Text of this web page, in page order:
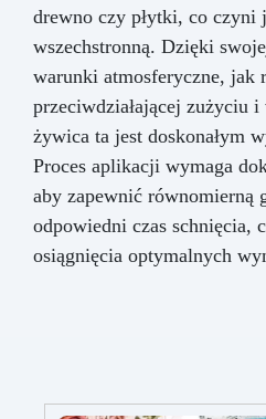
drewno czy płytki, co czyni
wszechstronną. Dzięki
warunki atmosferyczne, jak
przeciwdziałającej zużyciu
żywica ta jest doskonałym
Proces aplikacji wymaga
aby zapewnić równomierną
odpowiedni czas schnięcia,
osiągnięcia optymalnych